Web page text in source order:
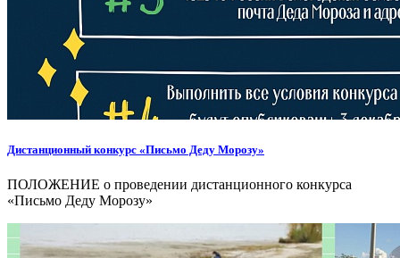
Дистанционный конкурс «Письмо Деду Морозу»
ПОЛОЖЕНИЕ о проведении дистанционного конкурса
«Письмо Деду Морозу»